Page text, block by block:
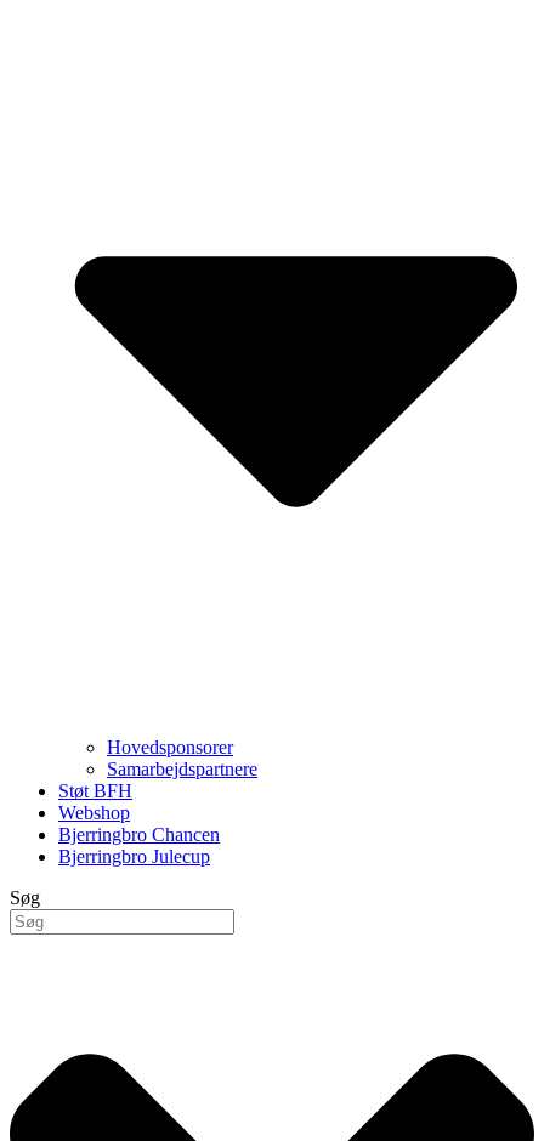
Hovedsponsorer
Samarbejdspartnere
Støt BFH
Webshop
Bjerringbro Chancen
Bjerringbro Julecup
Søg